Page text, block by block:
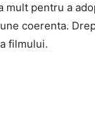
mult pentru a
coerenta.
filmului.